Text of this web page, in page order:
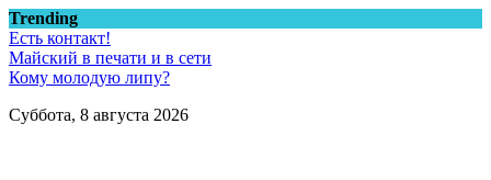
Перейти
к
содержимому
Trending
Есть контакт!
Майский в печати и в сети
Кому молодую липу?
Суббота, 8 августа 2026